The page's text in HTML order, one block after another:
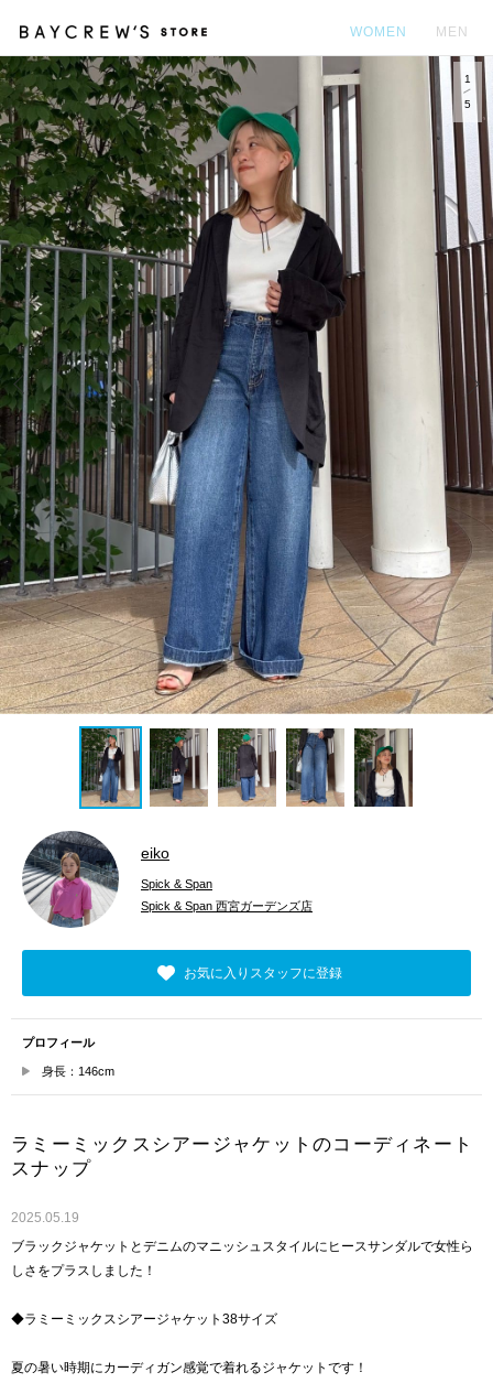
WOMEN MEN
Prev
1
5
eiko
Spick & Span
Spick & Span 西宮ガーデンズ店
お気に入りスタッフに登録
プロフィール
身長：146cm
ラミーミックスシアージャケットのコーディネート
スナップ
2025.05.19
ブラックジャケットとデニムのマニッシュスタイルにヒースサンダルで女性ら
しさをプラスしました！
◆ラミーミックスシアージャケット38サイズ
夏の暑い時期にカーディガン感覚で着れるジャケットです！